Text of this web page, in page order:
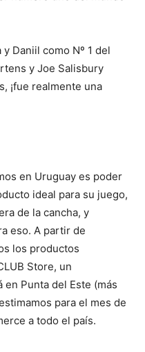
Daniil como Nº 1 del
y Joe Salisbury
¡fue realmente una
en Uruguay es poder
ideal para su juego,
de la cancha, y
eso. A partir de
los productos
Store, un
Punta del Este (más
para el mes de
a todo el país.